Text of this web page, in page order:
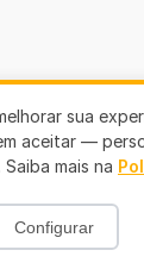
sua
aceitar —
mais na
Configurar